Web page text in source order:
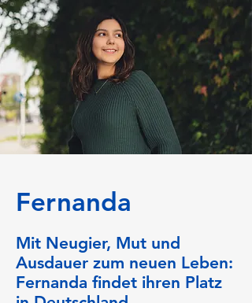
Fernanda
Mit Neugier, Mut und
Ausdauer zum neuen Leben:
Fernanda findet ihren Platz